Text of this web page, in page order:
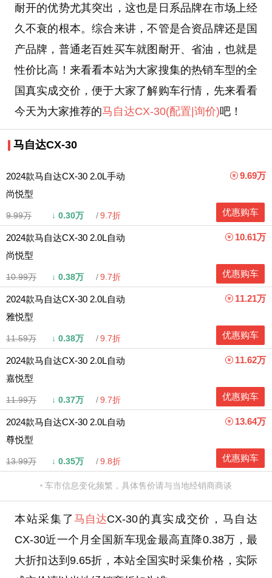
耐开的优势尤其突出，这也是日系品牌在市场上经
久不衰的根本。综合来讲，不管是合资品牌还是国
产品牌，普通老百姓买车就图耐开、省油，也就是
性价比高！来看看本站为大家搜集的热销车型的全
国真实成交价，便于大家了解购车行情，先来看看
今天为大家推荐的马自达CX-30(配置 |询价)吧！
马自达CX-30
2024款马自达CX-30 2.0L手动
尚悦型
9.99万 ↓ 0.30万 9.7折
9.69万
优惠购车
2024款马自达CX-30 2.0L自动
尚悦型
10.99万 ↓ 0.38万 9.7折
10.61万
优惠购车
2024款马自达CX-30 2.0L自动
雅悦型
11.59万 ↓ 0.38万 9.7折
11.21万
优惠购车
2024款马自达CX-30 2.0L自动
嘉悦型
11.99万 ↓ 0.37万 9.7折
11.62万
优惠购车
2024款马自达CX-30 2.0L自动
尊悦型
13.99万 ↓ 0.35万 9.8折
13.64万
优惠购车
车市信息变化频繁，具体售价请与当地经销商商谈
本站采集了马自达CX-30的真实成交价，马自达
CX-30近一个月全国新车现金最高直降0.38万，最
大折扣达到9.65折，本站全国实时采集价格，实际